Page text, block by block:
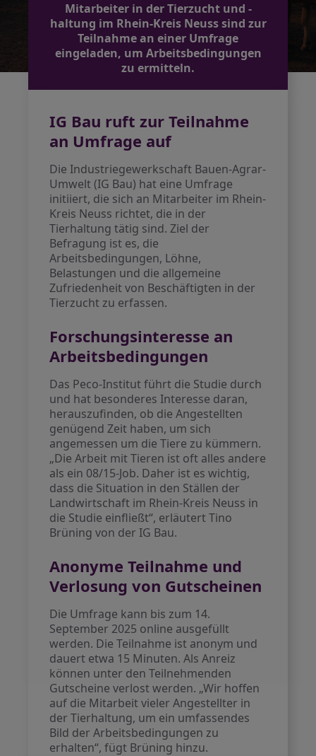
Mitarbeiter in der Tierzucht und -
haltung im Rhein-Kreis Neuss sind zur
Teilnahme an einer Umfrage
eingeladen, um Arbeitsbedingungen
zu ermitteln.
IG Bau ruft zur Teilnahme
an Umfrage auf
Die Industriegewerkschaft Bauen-Agrar-
Umwelt (IG Bau) hat eine Umfrage
initiiert, die sich an Mitarbeiter im Rhein-
Kreis Neuss richtet, die in der
Tierhaltung tätig sind. Ziel der
Befragung ist es, die
Arbeitsbedingungen, Löhne,
Belastungen und die allgemeine
Zufriedenheit von Beschäftigten in der
Tierzucht zu erfassen.
Forschungsinteresse an
Arbeitsbedingungen
Das Peco-Institut führt die Studie durch
und hat besonderes Interesse daran,
herauszufinden, ob die Angestellten
genügend Zeit haben, um sich
angemessen um die Tiere zu kümmern.
„Die Arbeit mit Tieren ist oft alles andere
als ein 08/15-Job. Daher ist es wichtig,
dass die Situation in den Ställen der
Landwirtschaft im Rhein-Kreis Neuss in
die Studie einfließt“, erläutert Tino
Brüning von der IG Bau.
Anonyme Teilnahme und
Verlosung von Gutscheinen
Die Umfrage kann bis zum 14.
September 2025 online ausgefüllt
werden. Die Teilnahme ist anonym und
dauert etwa 15 Minuten. Als Anreiz
können unter den Teilnehmenden
Gutscheine verlost werden. „Wir hoffen
auf die Mitarbeit vieler Angestellter in
der Tierhaltung, um ein umfassendes
Bild der Arbeitsbedingungen zu
erhalten“, fügt Brüning hinzu.